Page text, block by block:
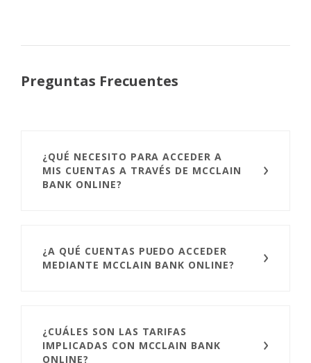
Preguntas Frecuentes
¿QUÉ NECESITO PARA ACCEDER A
MIS CUENTAS A TRAVÉS DE MCCLAIN
BANK ONLINE?
¿A QUÉ CUENTAS PUEDO ACCEDER
MEDIANTE MCCLAIN BANK ONLINE?
¿CUÁLES SON LAS TARIFAS
IMPLICADAS CON MCCLAIN BANK
ONLINE?